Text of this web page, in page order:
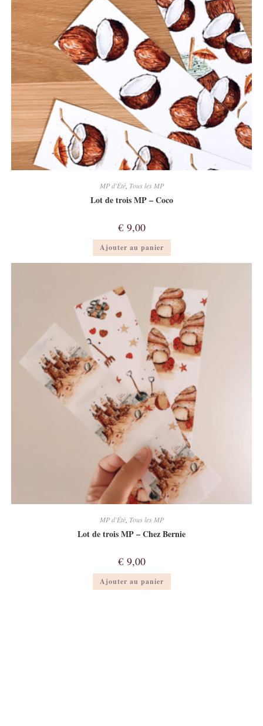
MP d'Été, Tous les MP
Lot de trois MP – Coco
€9,00
Ajouter au panier
MP d'Été, Tous les MP
Lot de trois MP – Chez Bernie
€9,00
Ajouter au panier